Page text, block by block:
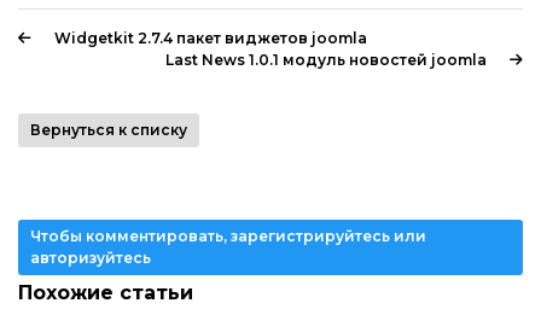
Widgetkit 2.7.4 пакет виджетов joomla
Last News 1.0.1 модуль новостей joomla
Вернуться к списку
Чтобы комментировать, зарегистрируйтесь или
авторизуйтесь
Похожие статьи